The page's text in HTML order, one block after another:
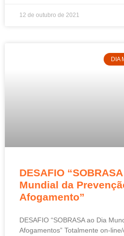
12 de outubro de 2021
DIA
DESAFIO
Mundial da
Afogamento”
DESAFIO “SOBRASA ao Dia
Afogamentos” Totalmente on-